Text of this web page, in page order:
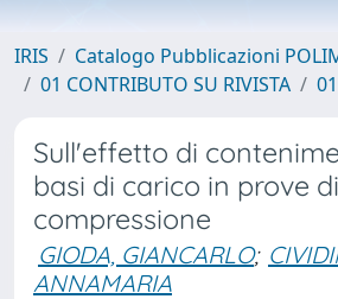
IRIS
Catalogo Pubblicazioni
01 CONTRIBUTO SU RIVISTA
Sull'effetto di
basi di carico in prove di
compressione
GIODA, GIANCARLO;
ANNAMARIA